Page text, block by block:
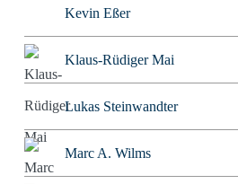
Kevin Eßer
Klaus-Rüdiger Mai
Lukas Steinwandter
Marc A. Wilms